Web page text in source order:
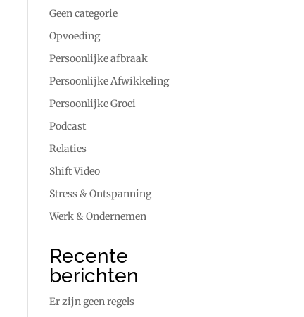
Geen categorie
Opvoeding
Persoonlijke afbraak
Persoonlijke Afwikkeling
Persoonlijke Groei
Podcast
Relaties
Shift Video
Stress & Ontspanning
Werk & Ondernemen
Recente
berichten
Er zijn geen regels